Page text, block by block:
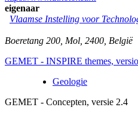
eigenaar
Vlaamse Instelling voor
Boeretang 200 Mol 2400 België
GEMET - INSPIRE themes,
Geologie
GEMET - Concepten, versie 2.4